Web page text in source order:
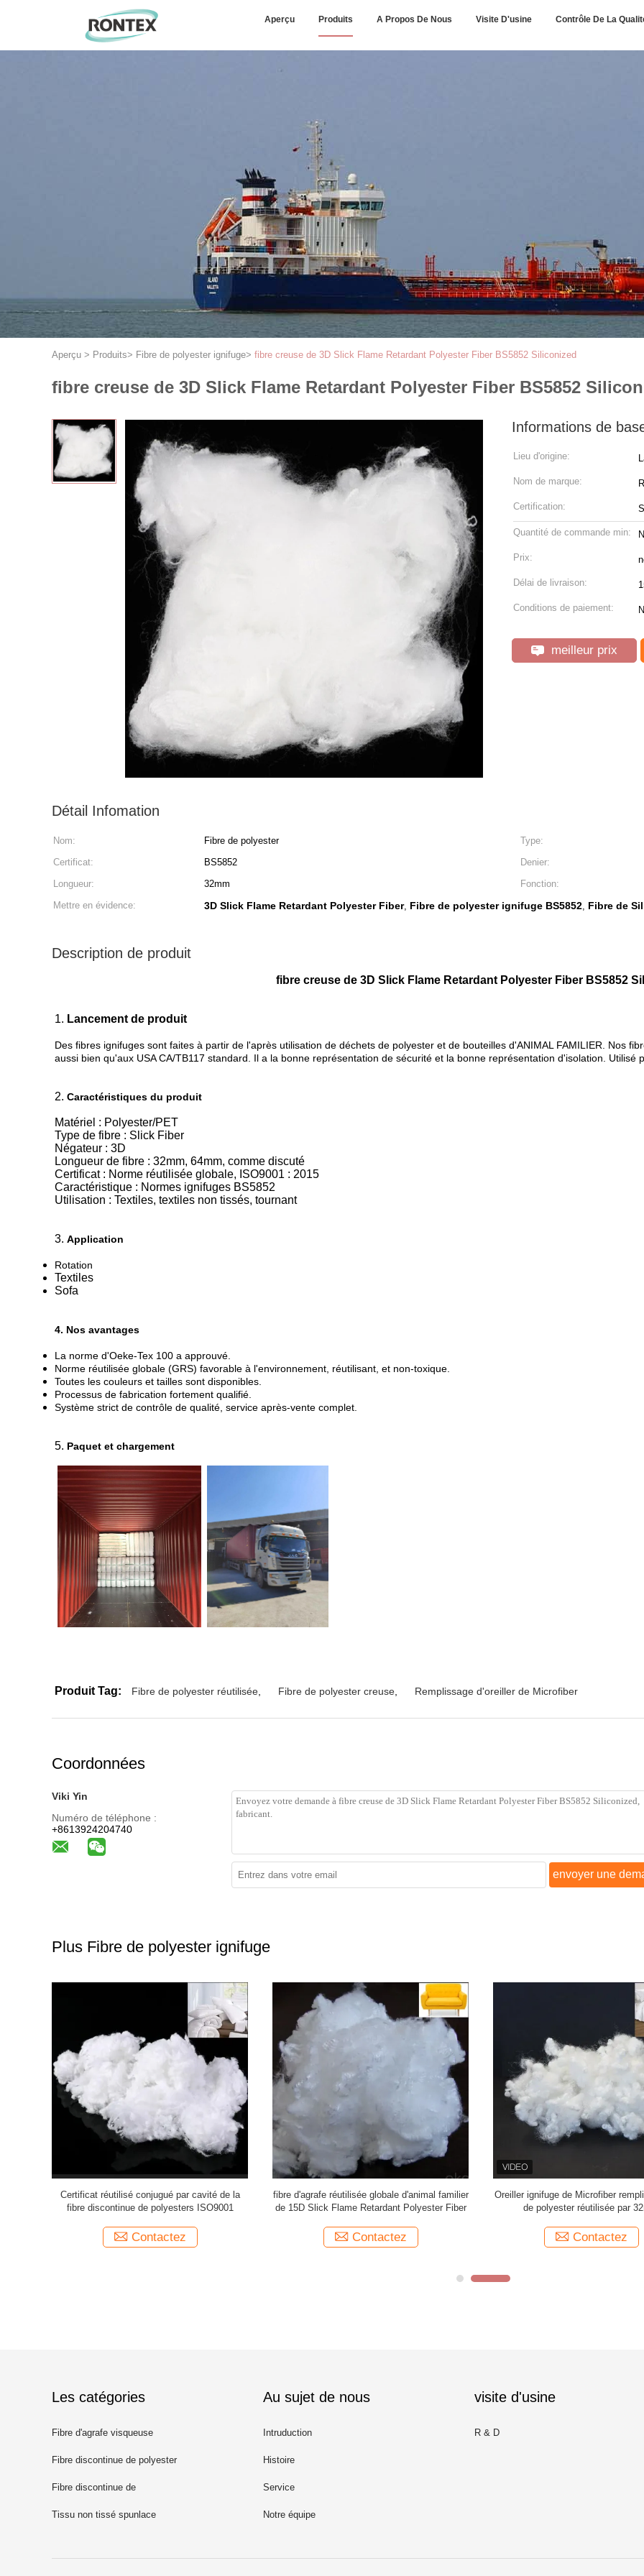
Aperçu Produits A Propos De Nous Visite D'usine Contrôle De La
Aperçu > Produits> Fibre de polyester ignifuge> fibre creuse de 3D Slick Flame Retardant Polyester Fiber BS5852 Siliconized
fibre creuse de 3D Slick Flame Retardant Polyester Fiber BS5852
Informations de
Lieu d'origine:
Nom de marque:
Certification:
Quantité de commande min:
Prix:
Délai de livraison:
Conditions de paiement:
meilleur prix
Détail Infomation
Nom: Fibre de polyester
Type:
Certificat:
BS5852
Denier:
Longueur:
32mm
Fonction:
Mettre en évidence:
3D Slick Flame Retardant Polyester Fiber, Fibre de polyester ignifuge BS5852, Fibre de
Description de produit
fibre creuse de 3D Slick Flame Retardant Polyester Fiber BS5852
1. Lancement de produit
Des fibres ignifuges sont faites à partir de l'après utilisation de déchets de polyester et de bouteilles d'ANIMAL FAMILIER. Nos
aussi bien qu'aux USA CA/TB117 standard. Il a la bonne représentation de sécurité et la bonne représentation d'isolation.
2. Caractéristiques du produit
Matériel : Polyester/PET
Type de fibre : Slick Fiber
Négateur : 3D
Longueur de fibre : 32mm, 64mm, comme discuté
Certificat : Norme réutilisée globale, ISO9001 : 2015
Caractéristique : Normes ignifuges BS5852
Utilisation : Textiles, textiles non tissés, tournant
3. Application
Rotation
Textiles
Sofa
4. Nos avantages
La norme d'Oeke-Tex 100 a approuvé.
Norme réutilisée globale (GRS) favorable à l'environnement, réutilisant, et non-toxique.
Toutes les couleurs et tailles sont disponibles.
Processus de fabrication fortement qualifié.
Système strict de contrôle de qualité, service après-vente complet.
5. Paquet et chargement
Produit Tag: Fibre de polyester réutilisée Fibre de polyester creuse Remplissage d'oreiller de Microfiber
Coordonnées
Viki Yin
Numéro de téléphone :
+8613924204740
envoyer une
Plus Fibre de polyester ignifuge
Certificat réutilisé conjugué par cavité de la
fibre discontinue de polyesters ISO9001
Contactez
fibre d'agrafe réutilisée globale d'animal familier
de 15D Slick Flame Retardant Polyester Fiber
Contactez
Oreiller ignifuge de Microfiber
de polyester réutilisée par
Contactez
Les catégories
Fibre d'agrafe visqueuse
Fibre discontinue de polyester
recyclé
Fibre discontinue de
polypropylène
Tissu non tissé spunlace
Au sujet de nous
Intruduction
Histoire
Service
Notre équipe
visite d'usine
R & D